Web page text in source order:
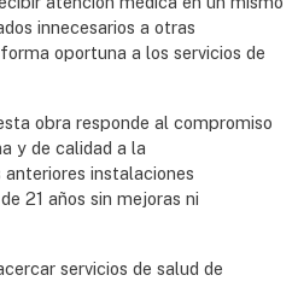
innecesarios a otras
oportuna a los servicios de
obra responde al compromiso
y de calidad a la
instalaciones
21 años sin mejoras ni
servicios de salud de